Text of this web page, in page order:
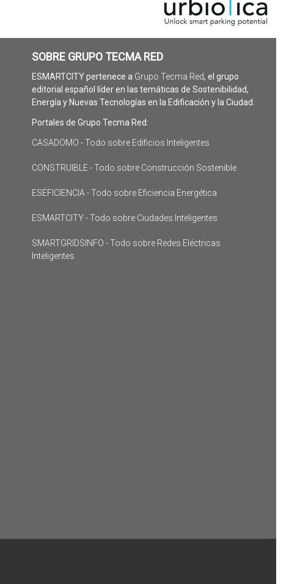
SOBRE GRUPO TECMA RED
ESMARTCITY pertenece a Grupo Tecma Red, el grupo
editorial español líder en las temáticas de Sostenibilidad,
Energía y Nuevas Tecnologías en la Edificación y la Ciudad.
Portales de Grupo Tecma Red:
CASADOMO - Todo sobre Edificios Inteligentes
CONSTRUIBLE - Todo sobre Construcción Sostenible
ESEFICIENCIA - Todo sobre Eficiencia Energética
ESMARTCITY - Todo sobre Ciudades Inteligentes
SMARTGRIDSINFO - Todo sobre Redes Eléctricas
Inteligentes